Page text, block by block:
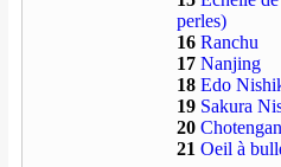
perles)
16Ranchu
17Nanjing
18Edo
19Sakura
20
21 Oeil à